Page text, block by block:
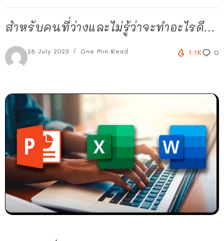
สำหรับคนที่ว่างและไม่รู้ว่าจะทำอะไรดี...
28 July 2023 One Min Read 1.1K 0